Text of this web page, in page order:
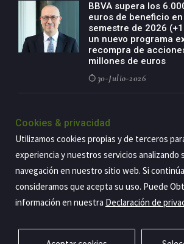
BBVA supera los
euros de beneficio
semestre de 2026
un nuevo programa
recompra de
millones de euros
30-Julio-2026
negocio agro con un
de especialización
países
29-Julio-2026
Cookies & privacidad
Utilizamos cookies propias y de terceros
experiencia y nuestros servicios analizando
navegación en nuestro sitio web. Si
consideramos que acepta su uso. Puede
información en nuestra Declaración de